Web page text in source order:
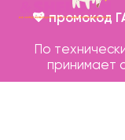
💖 промокод
По
принимает